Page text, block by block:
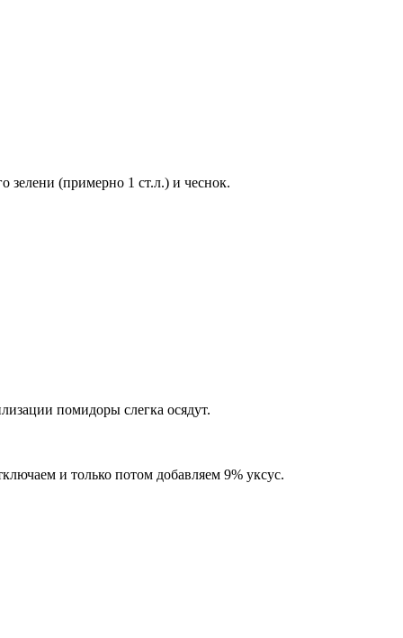
зелени (примерно 1 ст.л.) и чеснок.
помидоры слегка осядут.
и только потом добавляем 9% уксус.